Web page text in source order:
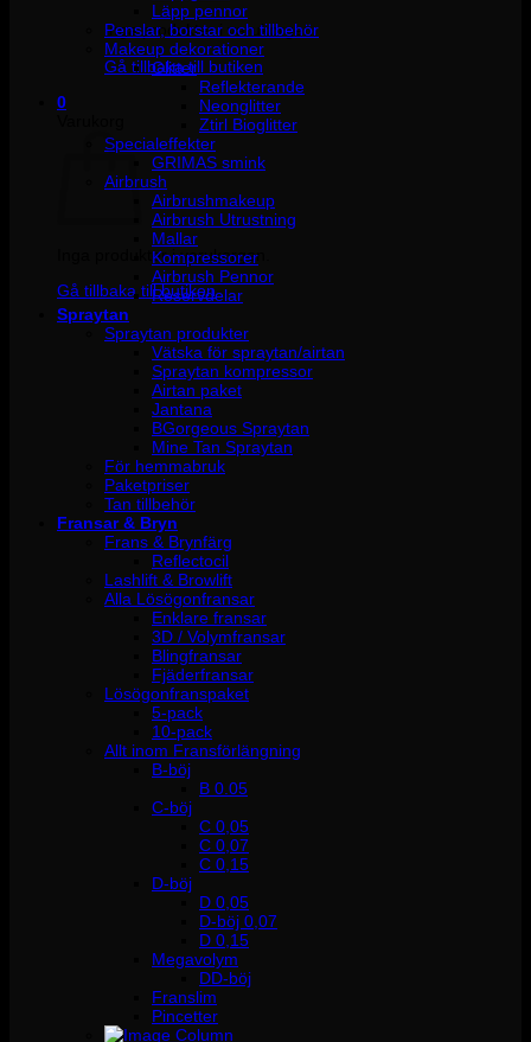
Inga produkter i varukorgen.
Gå tillbaka till butiken
0
Inga produkter i varukorgen.
Gå tillbaka till butiken
Läpp pennor
Penslar, borstar och tillbehör
Makeup dekorationer
Glitter
Reflekterande
Neonglitter
Ztirl Bioglitter
Specialeffekter
GRIMAS smink
Airbrush
Airbrushmakeup
Airbrush Utrustning
Mallar
Kompressorer
Airbrush Pennor
Reservdelar
Spraytan
Spraytan produkter
Vätska för spraytan/airtan
Spraytan kompressor
Airtan paket
Jantana
BGorgeous Spraytan
Mine Tan Spraytan
För hemmabruk
Paketpriser
Tan tillbehör
Fransar & Bryn
Frans & Brynfärg
Reflectocil
Lashlift & Browlift
Alla Lösögonfransar
Enklare fransar
3D / Volymfransar
Blingfransar
Fjäderfransar
Lösögonfranspaket
5-pack
10-pack
Allt inom Fransförlängning
B-böj
B 0.05
C-böj
C 0,05
C 0,07
C 0,15
D-böj
D 0,05
D-böj 0,07
D 0,15
Megavolym
DD-böj
Franslim
Pincetter